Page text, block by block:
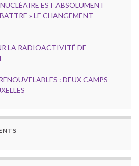
EST ABSOLUMENT
» LE CHANGEMENT
LA RADIOACTIVITÉ DE
: DEUX CAMPS